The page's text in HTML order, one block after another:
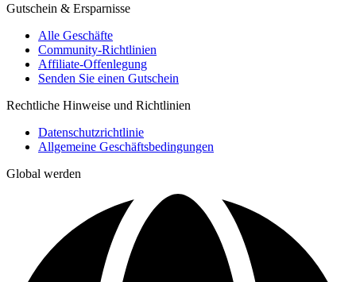
Gutschein & Ersparnisse
Alle Geschäfte
Community-Richtlinien
Affiliate-Offenlegung
Senden Sie einen Gutschein
Rechtliche Hinweise und Richtlinien
Datenschutzrichtlinie
Allgemeine Geschäftsbedingungen
Global werden